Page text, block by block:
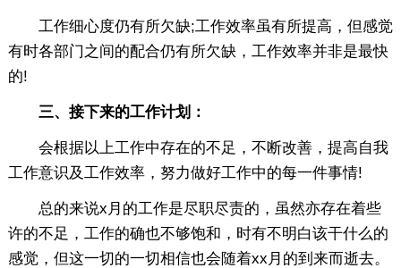
工作细心度仍有所欠缺;工作效率虽有所提高，但感觉
有时各部门之间的配合仍有所欠缺，工作效率并非是最快
的!
三、接下来的工作计划：
会根据以上工作中存在的不足，不断改善，提高自我
工作意识及工作效率，努力做好工作中的每一件事情!
总的来说x月的工作是尽职尽责的，虽然亦存在着些
许的不足，工作的确也不够饱和，时有不明白该干什么的
感觉，但这一切的一切相信也会随着xx月的到来而逝去。